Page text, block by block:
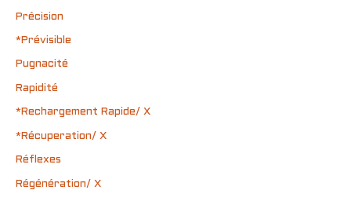
Précision
*Prévisible
Pugnacité
Rapidité
*Rechargement Rapide/ X
*Récuperation/ X
Réflexes
Régénération/ X